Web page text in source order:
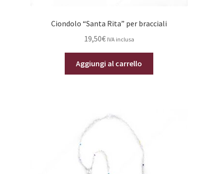
Ciondolo “Santa Rita” per bracciali
19,50€ IVA inclusa
Aggiungi al carrello